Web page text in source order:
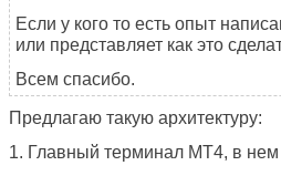
Если у кого то есть опыт
или представляет как это
Всем спасибо.
Предлагаю такую архитектуру:
1. Главный терминал МТ4, в нем